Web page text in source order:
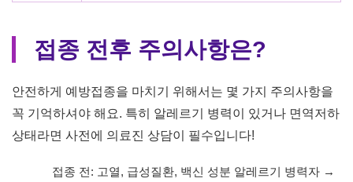
접종 전후 주의사항은?
안전하게 예방접종을 마치기 위해서는 몇 가지 주의사항을
꼭 기억하셔야 해요. 특히 알레르기 병력이 있거나 면역저하
상태라면 사전에 의료진 상담이 필수입니다!
접종 전: 고열, 급성질환, 백신 성분 알레르기 병력자 →